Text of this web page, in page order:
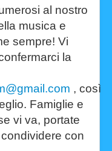
al nostro
musica e
sempre! Vi
la
, così
Famiglie e
vi va, portate
con